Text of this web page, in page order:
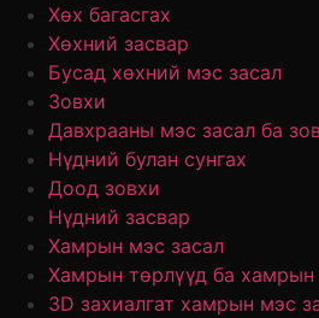
Хөх багасгах
Хөхний засвар
Бусад хөхний мэс засал
Зовхи
Давхрааны мэс засал ба
Нүдний булан сунгах
Доод зовхи
Нүдний засвар
Хамрын мэс засал
Хамрын төрлүүд ба хамрын
3D захиалгат хамрын мэс